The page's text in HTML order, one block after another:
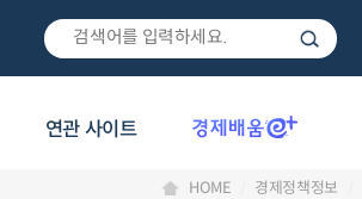
연관 사이트
HOME 경제정책정보